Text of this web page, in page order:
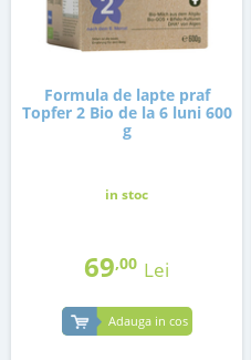
Formula de lapte praf
Topfer 2 Bio de la 6 luni 600
g
in stoc
69,00 Lei
Adauga in cos